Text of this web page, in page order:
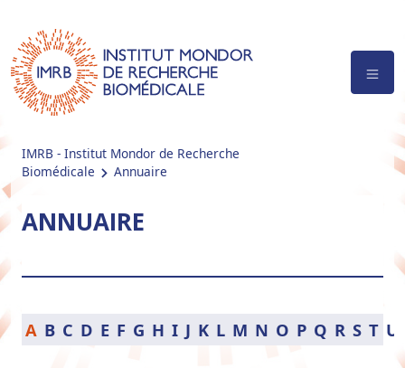
IMRB - Institut Mondor de Recherche
Biomédicale
Annuaire
ANNUAIRE
A B C D E F G H I J K L M N O P Q R S T U